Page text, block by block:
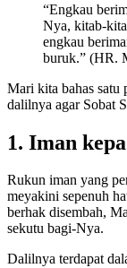
“Engkau
Nya, kitab-
engkau
buruk.” (HR.
Mari kita bahas satu
dalilnya agar Sobat
1. Iman
Rukun iman yang
meyakini sepenuh
berhak disembah,
sekutu bagi-Nya.
Dalilnya terdapat